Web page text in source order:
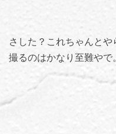
さした？これちゃんと
撮るのはかなり至難やで。